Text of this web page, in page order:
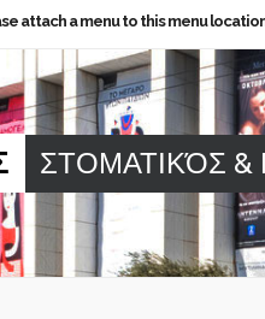
attach a menu to this menu
ΣΤΟΜΑΤΙΚΌΣ